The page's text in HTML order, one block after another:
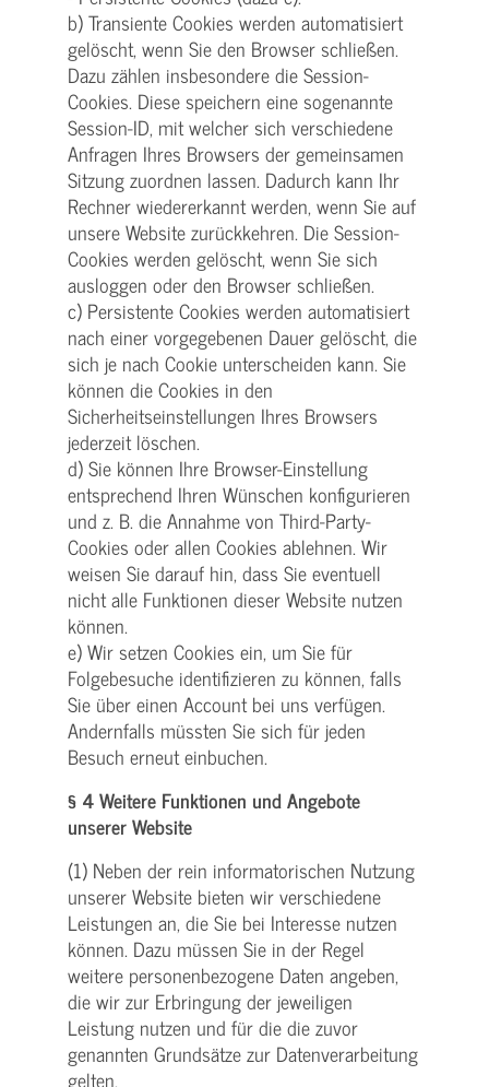
b) Transiente Cookies werden automatisiert
gelöscht, wenn Sie den Browser schließen.
Dazu zählen insbesondere die Session-
Cookies. Diese speichern eine sogenannte
Session-ID, mit welcher sich verschiedene
Anfragen Ihres Browsers der gemeinsamen
Sitzung zuordnen lassen. Dadurch kann Ihr
Rechner wiedererkannt werden, wenn Sie auf
unsere Website zurückkehren. Die Session-
Cookies werden gelöscht, wenn Sie sich
ausloggen oder den Browser schließen.
c) Persistente Cookies werden automatisiert
nach einer vorgegebenen Dauer gelöscht, die
sich je nach Cookie unterscheiden kann. Sie
können die Cookies in den
Sicherheitseinstellungen Ihres Browsers
jederzeit löschen.
d) Sie können Ihre Browser-Einstellung
entsprechend Ihren Wünschen konfigurieren
und z. B. die Annahme von Third-Party-
Cookies oder allen Cookies ablehnen. Wir
weisen Sie darauf hin, dass Sie eventuell
nicht alle Funktionen dieser Website nutzen
können.
e) Wir setzen Cookies ein, um Sie für
Folgebesuche identifizieren zu können, falls
Sie über einen Account bei uns verfügen.
Andernfalls müssten Sie sich für jeden
Besuch erneut einbuchen.
§ 4 Weitere Funktionen und Angebote
unserer Website
(1) Neben der rein informatorischen Nutzung
unserer Website bieten wir verschiedene
Leistungen an, die Sie bei Interesse nutzen
können. Dazu müssen Sie in der Regel
weitere personenbezogene Daten angeben,
die wir zur Erbringung der jeweiligen
Leistung nutzen und für die die zuvor
genannten Grundsätze zur Datenverarbeitung
gelten.